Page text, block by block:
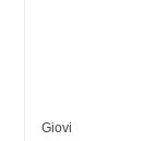
Giovi